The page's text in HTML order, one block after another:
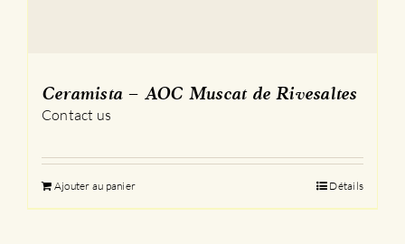
Ceramista – AOC Muscat de Rivesaltes
Contact us
Ajouter au panier Détails